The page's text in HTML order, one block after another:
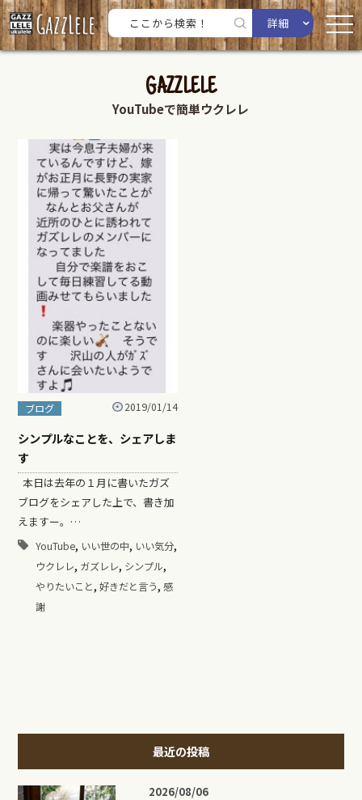
詳細
GAZZLELE
YouTubeで簡単ウクレレ
ブログ 2019/01/14
シンプルなことを、シェアしま
す
本日は去年の１月に書いたガズ
ブログをシェアした上で、書き加
えますー。…
YouTube, いい世の中, いい気分,
ウクレレ, ガズレレ, シンプル,
やりたいこと, 好きだと言う, 感
謝
最近の投稿
2026/08/06